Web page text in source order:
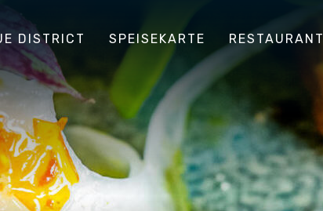
DISTRICT SPEISEKARTE RESTAURANT